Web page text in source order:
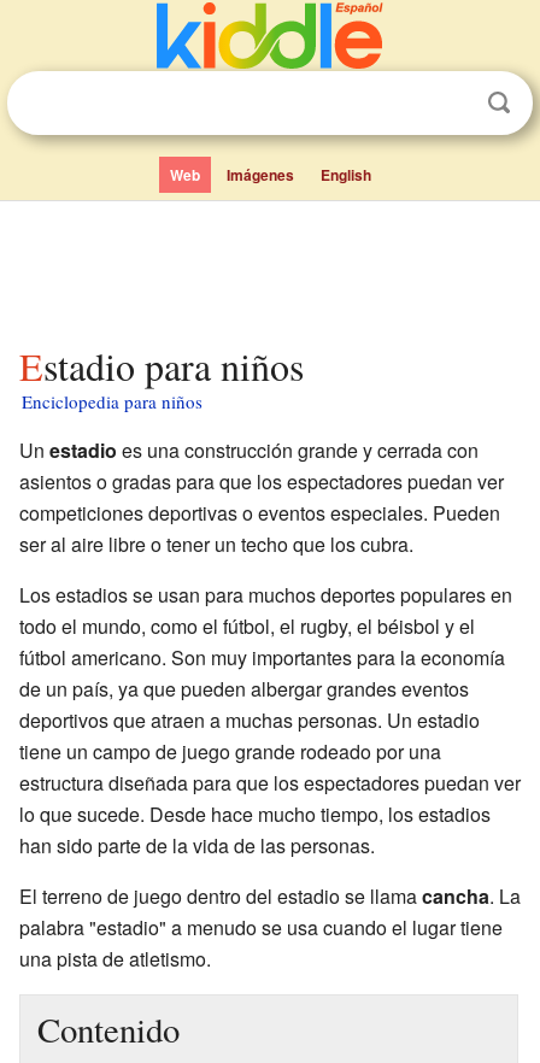
Web Imágenes English
Estadio para niños
Enciclopedia para niños
Un estadio es una construcción grande y cerrada con
asientos o gradas para que los espectadores puedan ver
competiciones deportivas o eventos especiales. Pueden
ser al aire libre o tener un techo que los cubra.
Los estadios se usan para muchos deportes populares en
todo el mundo, como el fútbol, el rugby, el béisbol y el
fútbol americano. Son muy importantes para la economía
de un país, ya que pueden albergar grandes eventos
deportivos que atraen a muchas personas. Un estadio
tiene un campo de juego grande rodeado por una
estructura diseñada para que los espectadores puedan ver
lo que sucede. Desde hace mucho tiempo, los estadios
han sido parte de la vida de las personas.
El terreno de juego dentro del estadio se llamacancha. La
palabra "estadio" a menudo se usa cuando el lugar tiene
una pista de atletismo.
Contenido